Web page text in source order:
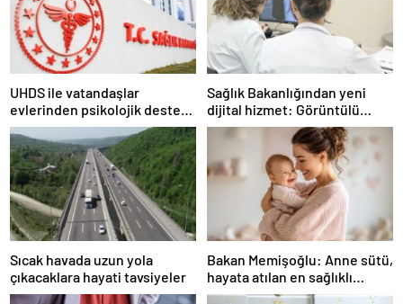
UHDS ile vatandaşlar
evlerinden psikolojik destek
ve sigara bırakma desteği
alabiliyor
Sağlık Bakanlığından yeni
dijital hizmet: Görüntülü
danışmanlık dönemi
Sıcak havada uzun yola
çıkacaklara hayati tavsiyeler
Bakan Memişoğlu: Anne sütü,
hayata atılan en sağlıklı
adımdır